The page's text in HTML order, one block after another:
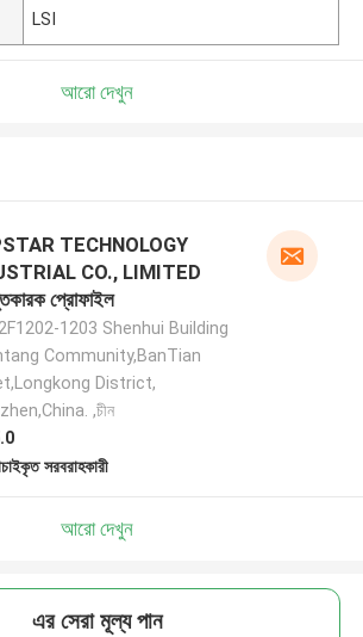
LSI
আরো দেখুন
TECHNOLOGY
CO., LIMITED
প্রোফাইল
1203 Shenhui Building
Community,BanTian
District,
,চীন
সরবরাহকারী
আরো দেখুন
এর সেরা মূল্য পান